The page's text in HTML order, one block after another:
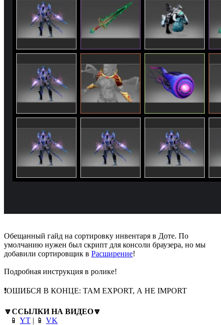
Обещанный гайд на сортировку инвентаря в Доте. По
умолчанию нужен был скрипт для консоли браузера, но мы
добавили сортировщик в Расширение!
Подробная инструкция в ролике!
❗️ОШИБСЯ В КОНЦЕ: ТАМ EXPORT, А НЕ IMPORT
🔽ССЫЛКИ НА ВИДЕО🔽
📱 YT | 📱 VK